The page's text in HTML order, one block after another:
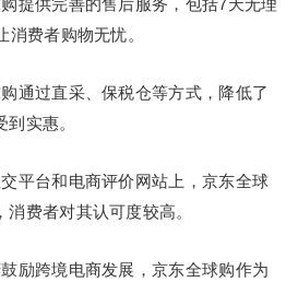
费者购物无忧。
通过直采、保税仓等方式，降低了
实惠。
平台和电商评价网站上，京东全球
费者对其认可度较高。
励跨境电商发展，京东全球购作为